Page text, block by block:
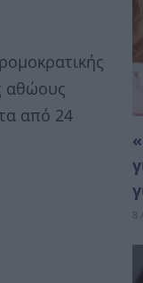
αθώους
από 24
8